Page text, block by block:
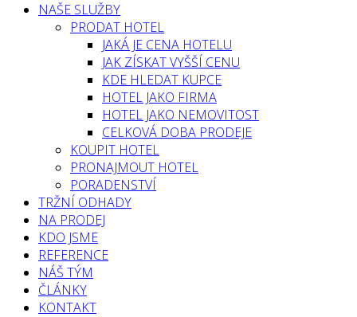
NAŠE SLUŽBY
PRODAT HOTEL
JAKÁ JE CENA HOTELU
JAK ZÍSKAT VYŠŠÍ CENU
KDE HLEDAT KUPCE
HOTEL JAKO FIRMA
HOTEL JAKO NEMOVITOST
CELKOVÁ DOBA PRODEJE
KOUPIT HOTEL
PRONAJMOUT HOTEL
PORADENSTVÍ
TRŽNÍ ODHADY
NA PRODEJ
KDO JSME
REFERENCE
NÁŠ TÝM
ČLÁNKY
KONTAKT